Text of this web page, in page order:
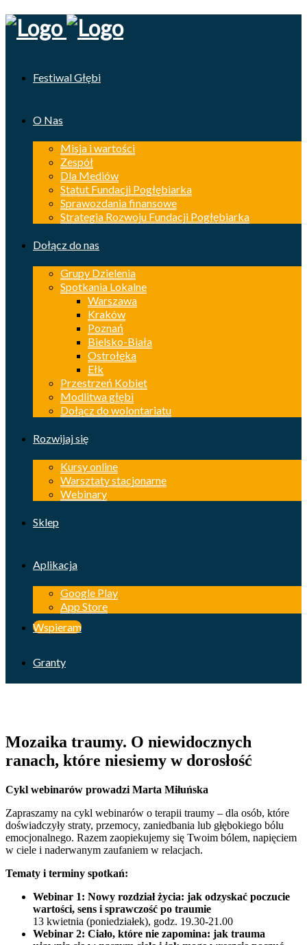
Festiwal Głębi
O Nas
Misja i wartości
Zespół
Dla Mediów
Statut Fundacji Pogłębiarka
Sprawozdania finansowe
Strategia Rozwoju Fundacji Pogłębiarka
Dołącz do nas
Grupy Dzielenia
Spotkania Lokalne
Warszawa
Kraków
Poznań
Bielsko-Biała
Ostrołęka
Ełk
Przestrzeń Kobiet
Modlitwa głębi
Dołącz do wolontariatu
Rozwijaj się
Kursy online
Warsztaty stacjonarne
Webinary
Sklep
Aplikacja
Google Play
App Store
Wspieram
Granty
Mozaika traumy. O niewidocznych
ranach, które niesiemy w dorosłość
Cykl webinarów prowadzi Marta Miłuńska
Zapraszamy na cykl webinarów o terapii traumy – dla osób, które
doświadczyły straty, przemocy, zaniedbania lub głębokiego bólu
emocjonalnego. Razem zaopiekujemy się Twoim bólem, napięciem
w ciele i naderwanym zaufaniem w relacjach.
Tematy i terminy spotkań:
Webinar 1: Nowy rozdział życia: jak odzyskać poczucie
wartości, sens i sprawczość po traumie
13 kwietnia (poniedziałek), godz. 19.30-21.00
Webinar 2: Ciało, które nie zapomina: jak trauma